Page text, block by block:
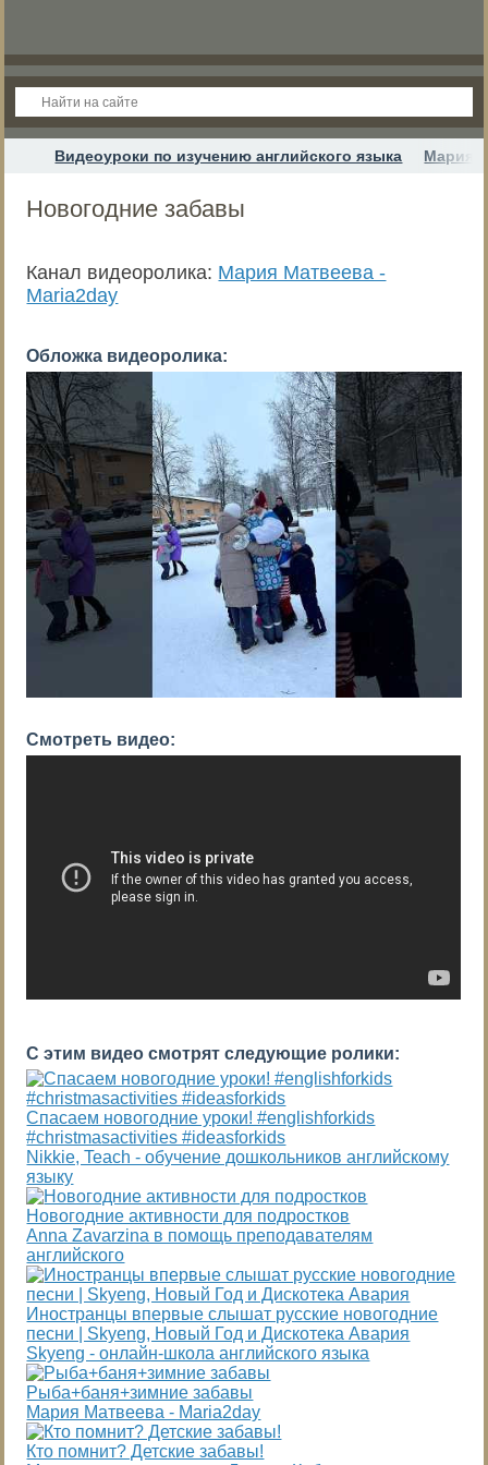
Видеоуроки по изучению английского языка Мария
Новогодние забавы
Канал видеоролика: Мария Матвеева -
Maria2day
Обложка видеоролика:
Смотреть видео:
С этим видео смотрят следующие ролики:
Спасаем новогодние уроки! #englishforkids
#christmasactivities #ideasforkids
Nikkie, Teach - обучение дошкольников английскому
языку
Новогодние активности для подростков
Anna Zavarzina в помощь преподавателям
английского
Иностранцы впервые слышат русские новогодние
песни | Skyeng, Новый Год и Дискотека Авария
Skyeng - онлайн-школа английского языка
Рыба+баня+зимние забавы
Мария Матвеева - Maria2day
Кто помнит? Детские забавы!